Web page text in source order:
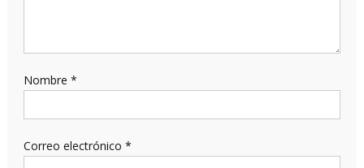
Nombre *
Correo electrónico *